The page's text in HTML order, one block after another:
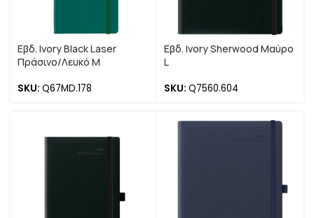
Εβδ. Ivory Black Laser
Πράσινο/Λευκό M
SKU: Q67MD.178
Εβδ. Ivory Sherwood Μαύρο
L
SKU: Q7560.604